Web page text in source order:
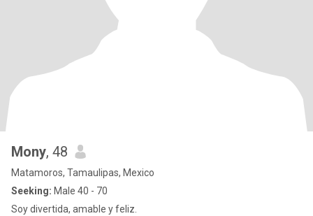
Mony, 48
Matamoros, Tamaulipas, Mexico
Seeking: Male 40 - 70
Soy divertida, amable y feliz.